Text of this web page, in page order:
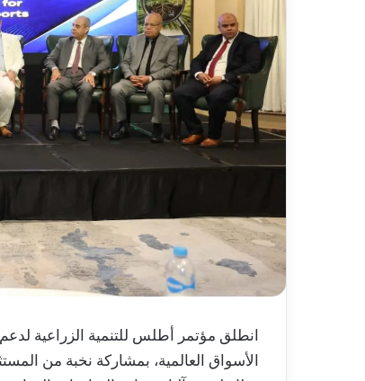
انطلق مؤتمر أطلس للتنمية الزراعية
الأسواق العالمية، بمشاركة نخبة من